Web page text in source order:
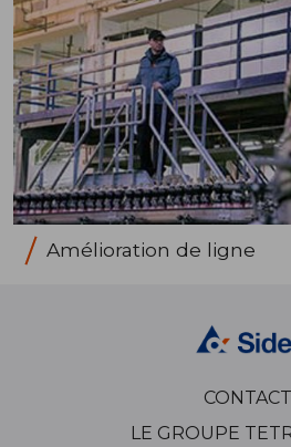
Amélioration de ligne
CONTACT
LE GROUPE